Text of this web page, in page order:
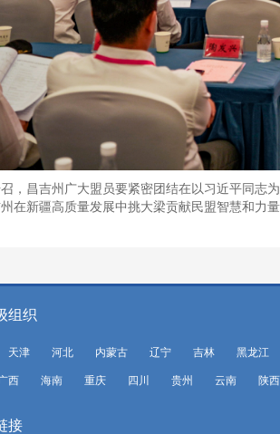
，昌吉州广大盟员要紧密团结在以习近平同志
在新疆高质量发展中挑大梁贡献民盟智慧和力
组织
天津 河北 内蒙古 辽宁 吉林 黑龙江
西 海南 重庆 四川 贵州 云南 陕西
接